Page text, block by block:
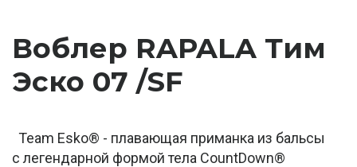
Воблер RAPALA Тим
Эско 07 /SF
Team Esko® - плавающая приманка из бальсы
с легендарной формой тела CountDown®